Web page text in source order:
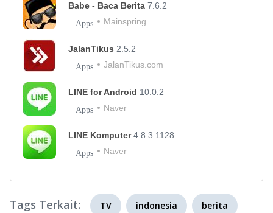
Babe - Baca Berita 7.6.2
Apps Mainspring
JalanTikus 2.5.2
Apps JalanTikus.com
LINE for Android 10.0.2
Apps Naver
LINE Komputer4.8.3.1128
Apps Naver
Tags Terkait: TV indonesia berita